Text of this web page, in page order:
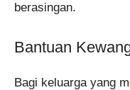
berasingan.
Bantuan
Bagi keluarga yang